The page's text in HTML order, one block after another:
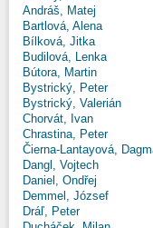
Andráš, Matej
Bartlová, Alena
Bílková, Jitka
Budilová, Lenka
Bútora, Martin
Bystrický, Peter
Bystrický, Valerián
Chorvát, Ivan
Chrastina, Peter
Čierna-Lantayová,
Dangl, Vojtech
Daniel, Ondřej
Demmel, József
Dráľ, Peter